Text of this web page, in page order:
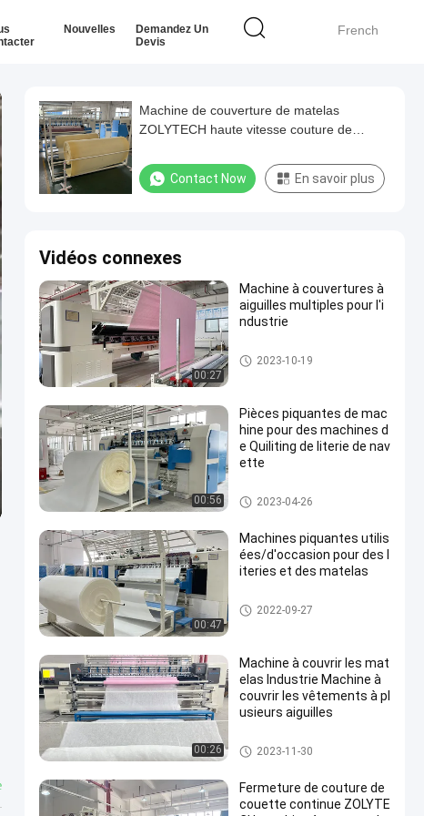
French
Nouvelles
Demandez Un
Devis
Machine de couverture de matelas
ZOLYTECH haute vitesse couture de
couvertures 1000rpm
Contact Now En savoir plus
Vidéos connexes
00:27
Machine à couvertures à
aiguilles multiples pour l'i
ndustrie
Machine piquante de matelas
2023-10-19
00:56
Pièces piquantes de mac
hine pour des machines d
e Quiliting de literie de nav
ette
Machine piquante de matelas
2023-04-26
00:47
Machines piquantes utilis
ées/d'occasion pour des l
iteries et des matelas
Machine piquante de matelas
2022-09-27
00:26
Machine à couvrir les mat
elas Industrie Machine à
couvrir les vêtements à pl
usieurs aiguilles
Machine piquante de matelas
2023-11-30
Fermeture de couture de
couette continue ZOLYTE